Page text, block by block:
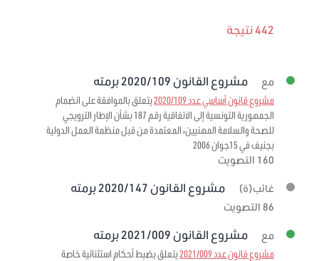
442 نتيجة
مع مشروع القانون 2020/109 برمته
مشروع قانون أساسي عدد 2020/109
يتعلق بالموافقة على انضمام
الجمهورية التونسية إلى الاتفاقية رقم 187 بشأن الإطار الترويجي
للصحة والسلامة المهنيين، المعتمدة من قبل منظمة العمل الدولية
بجنيف في 15جوان 2006
160 التصويت
غائب(ة) مشروع القانون 2020/147 برمته
86 التصويت
مع مشروع القانون 2021/009 برمته
مشروع قانون عدد 2021/009
يتعلق بضبط أحكام استثنائية خاصة